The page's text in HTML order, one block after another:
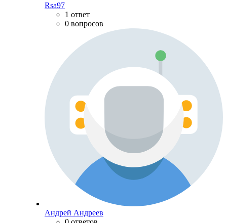
Rsa97
1 ответ
0 вопросов
Андрей Андреев